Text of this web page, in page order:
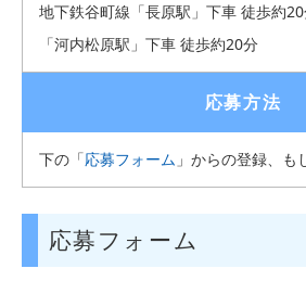
地下鉄谷町線「長原駅」下車 徒歩約
「河内松原駅」下車 徒歩約20分
応募方法
下の「応募フォーム 」からの登録、も
応募フォーム